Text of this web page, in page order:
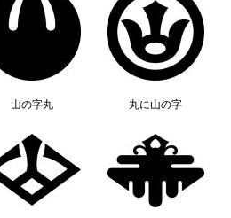
山の字丸 丸に山の字